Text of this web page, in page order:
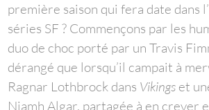
première saison qui fera date dans
séries SF ? Commençons par les
duo de choc porté par un Travis
dérangé que lorsqu’il campait à
Ragnar Lothbrock dans Vikings et
Niamh Algar, partagée à en crever